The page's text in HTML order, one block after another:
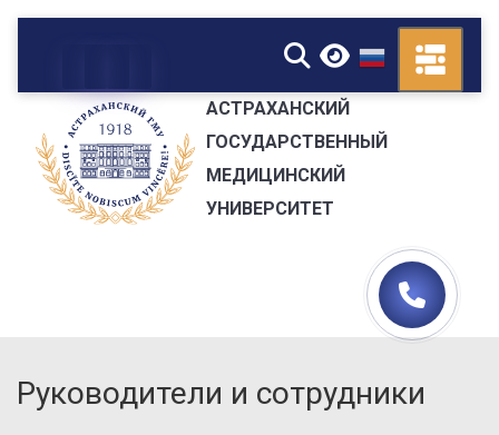
▼
АСТРАХАНСКИЙ
ГОСУДАРСТВЕННЫЙ
МЕДИЦИНСКИЙ
УНИВЕРСИТЕТ
Руководители и сотрудники